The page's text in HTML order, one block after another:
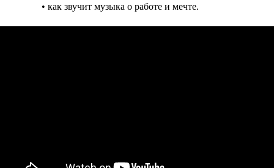
• как звучит музыка о работе и мечте.